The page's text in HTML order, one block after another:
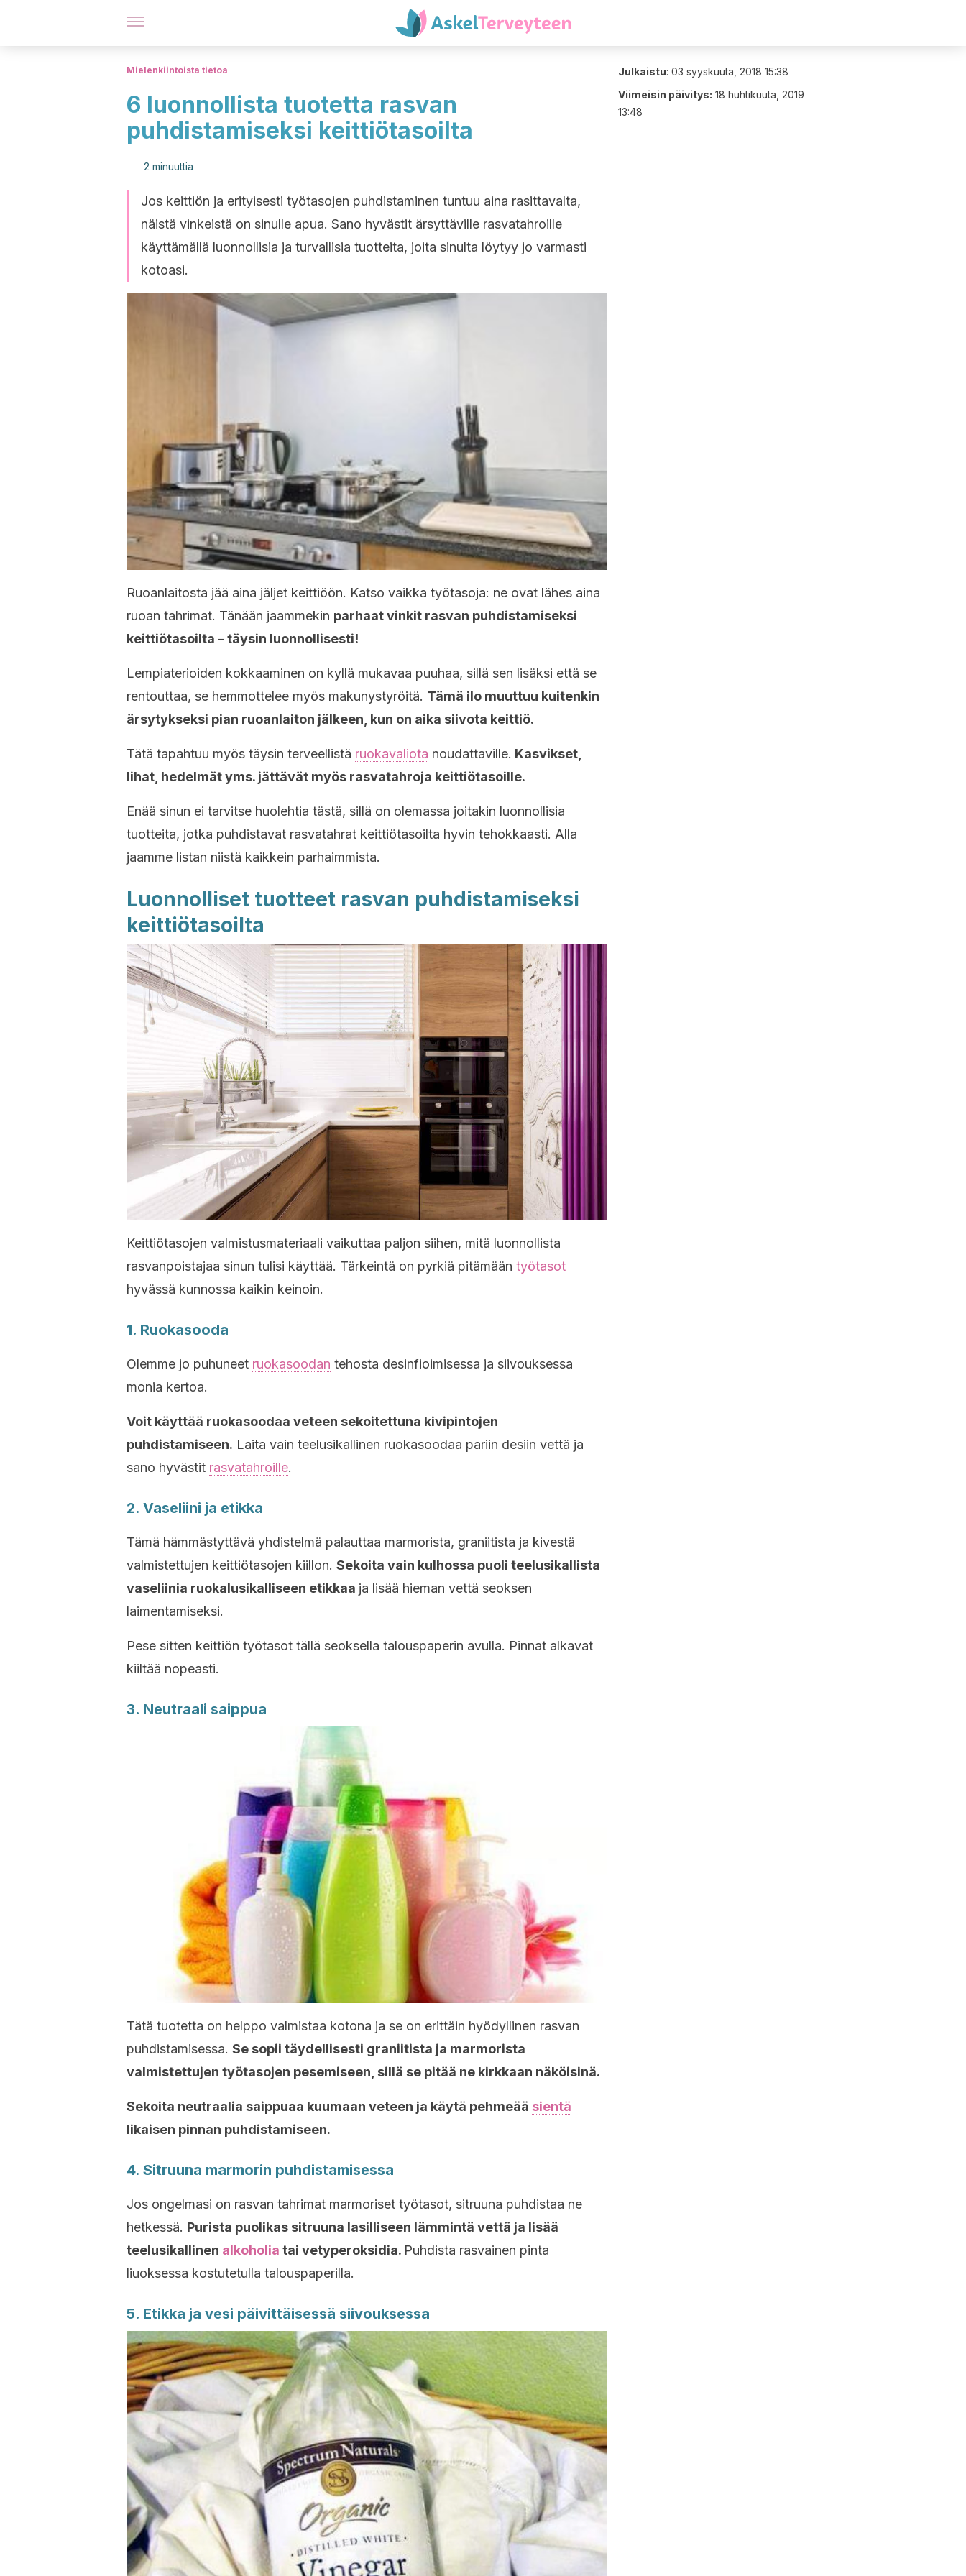
Mielenkiintoista tietoa
6 luonnollista tuotetta rasvan
puhdistamiseksi keittiötasoilta
2 minuuttia
Jos keittiön ja erityisesti työtasojen puhdistaminen tuntuu aina rasittavalta,
näistä vinkeistä on sinulle apua. Sano hyvästit ärsyttäville rasvatahroille
käyttämällä luonnollisia ja turvallisia tuotteita, joita sinulta löytyy jo varmasti
kotoasi.
Ruoanlaitosta jää aina jäljet keittiöön. Katso vaikka työtasoja: ne ovat lähes aina
ruoan tahrimat. Tänään jaammekin parhaat vinkit rasvan puhdistamiseksi
keittiötasoilta – täysin luonnollisesti!
Lempiaterioiden kokkaaminen on kyllä mukavaa puuhaa, sillä sen lisäksi että se
rentouttaa, se hemmottelee myös makunystyröitä. Tämä ilo muuttuu kuitenkin
ärsytykseksi pian ruoanlaiton jälkeen, kun on aika siivota keittiö.
Tätä tapahtuu myös täysin terveellistä ruokavaliota noudattaville. Kasvikset,
lihat, hedelmät yms. jättävät myös rasvatahroja keittiötasoille.
Enää sinun ei tarvitse huolehtia tästä, sillä on olemassa joitakin luonnollisia
tuotteita, jotka puhdistavat rasvatahrat keittiötasoilta hyvin tehokkaasti. Alla
jaamme listan niistä kaikkein parhaimmista.
Luonnolliset tuotteet rasvan puhdistamiseksi
keittiötasoilta
Keittiötasojen valmistusmateriaali vaikuttaa paljon siihen, mitä luonnollista
rasvanpoistajaa sinun tulisi käyttää. Tärkeintä on pyrkiä pitämään työtasot
hyvässä kunnossa kaikin keinoin.
1. Ruokasooda
Olemme jo puhuneet ruokasoodan tehosta desinfioimisessa ja siivouksessa
monia kertoa.
Voit käyttää ruokasoodaa veteen sekoitettuna kivipintojen
puhdistamiseen. Laita vain teelusikallinen ruokasoodaa pariin desiin vettä ja
sano hyvästit rasvatahroille.
2. Vaseliini ja etikka
Tämä hämmästyttävä yhdistelmä palauttaa marmorista, graniitista ja kivestä
valmistettujen keittiötasojen kiillon. Sekoita vain kulhossa puoli teelusikallista
vaseliinia ruokalusikalliseen etikkaa ja lisää hieman vettä seoksen
laimentamiseksi.
Pese sitten keittiön työtasot tällä seoksella talouspaperin avulla. Pinnat alkavat
kiiltää nopeasti.
3. Neutraali saippua
Tätä tuotetta on helppo valmistaa kotona ja se on erittäin hyödyllinen rasvan
puhdistamisessa. Se sopii täydellisesti graniitista ja marmorista
valmistettujen työtasojen pesemiseen, sillä se pitää ne kirkkaan näköisinä.
Sekoita neutraalia saippuaa kuumaan veteen ja käytä pehmeää sientä
likaisen pinnan puhdistamiseen.
4. Sitruuna marmorin puhdistamisessa
Jos ongelmasi on rasvan tahrimat marmoriset työtasot, sitruuna puhdistaa ne
hetkessä. Purista puolikas sitruuna lasilliseen lämmintä vettä ja lisää
teelusikallinen alkoholia tai vetyperoksidia. Puhdista rasvainen pinta
liuoksessa kostutetulla talouspaperilla.
5. Etikka ja vesi päivittäisessä siivouksessa
Julkaistu: 03 syyskuuta, 2018 15:38
Viimeisin päivitys: 18 huhtikuuta, 2019
13:48